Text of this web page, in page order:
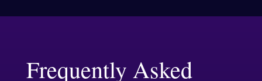
Frequently Asked